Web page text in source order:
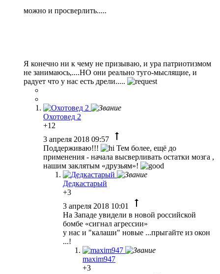
можно и просверлить.....
Я конечно ни к чему не призываю, и ура патриотизмом
не занимаюсь,....НО они реально туго-мыслящие, и
радует что у нас есть дрели.....
Охотовед 2
+12
3 апреля 2018 09:57
Поддерживаю!!!
Тем более, ещё до
применения - начала высверливать остатки мозга ,
нашим заклятым «друзьям»!
Дедкастарый
+3
3 апреля 2018 10:01
На Западе увидели в новой российской
бомбе «сигнал агрессии»
у нас и "калаши" новые ...прыгайте из окон
...!
maxim947
+3